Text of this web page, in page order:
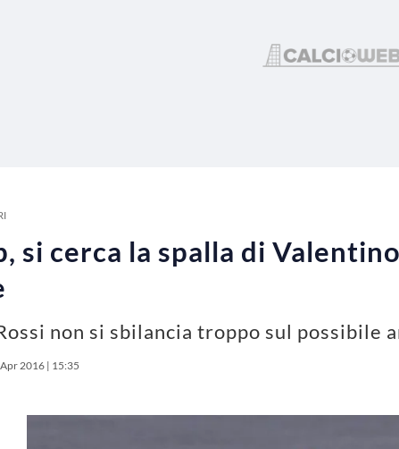
si cerca la spalla di
non si sbilancia troppo sul possibile
2016 | 15:35